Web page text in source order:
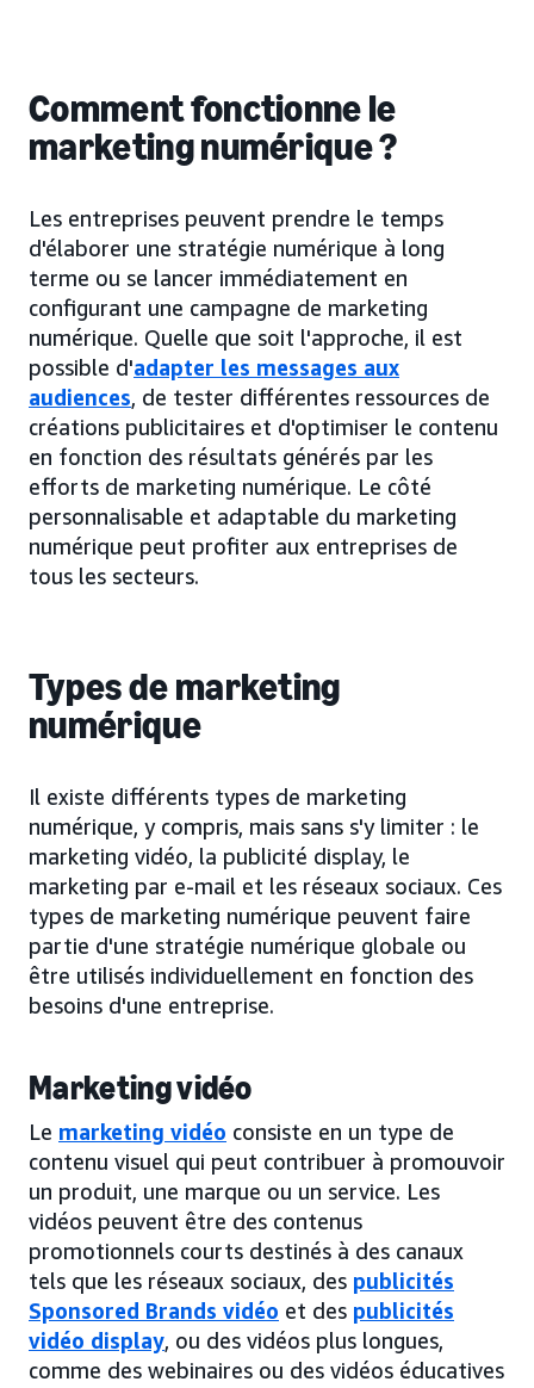
Comment fonctionne le
marketing numérique ?
Les entreprises peuvent prendre le temps
d'élaborer une stratégie numérique à long
terme ou se lancer immédiatement en
configurant une campagne de marketing
numérique. Quelle que soit l'approche, il est
possible d'adapter les messages aux
audiences, de tester différentes ressources de
créations publicitaires et d'optimiser le contenu
en fonction des résultats générés par les
efforts de marketing numérique. Le côté
personnalisable et adaptable du marketing
numérique peut profiter aux entreprises de
tous les secteurs.
Types de marketing
numérique
Il existe différents types de marketing
numérique, y compris, mais sans s'y limiter : le
marketing vidéo, la publicité display, le
marketing par e-mail et les réseaux sociaux. Ces
types de marketing numérique peuvent faire
partie d'une stratégie numérique globale ou
être utilisés individuellement en fonction des
besoins d'une entreprise.
Marketing vidéo
Le marketing vidéo consiste en un type de
contenu visuel qui peut contribuer à promouvoir
un produit, une marque ou un service. Les
vidéos peuvent être des contenus
promotionnels courts destinés à des canaux
tels que les réseaux sociaux, des publicités
Sponsored Brands vidéo et des publicités
vidéo display, ou des vidéos plus longues,
comme des webinaires ou des vidéos éducatives